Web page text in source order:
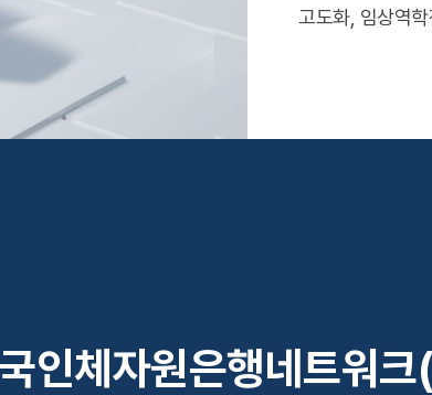
고도화, 임상역
인체자원은행네트워